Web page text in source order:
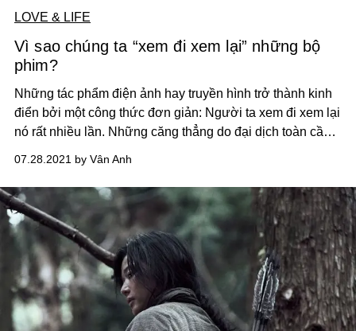
LOVE & LIFE
Vì sao chúng ta “xem đi xem lại” những bộ
phim?
Những tác phẩm điện ảnh hay truyền hình trở thành kinh
điển bởi một công thức đơn giản: Người ta xem đi xem lại
nó rất nhiều lần. Những căng thẳng do đại dịch toàn cầu
điển như vậy.
07.28.2021 by Vân Anh